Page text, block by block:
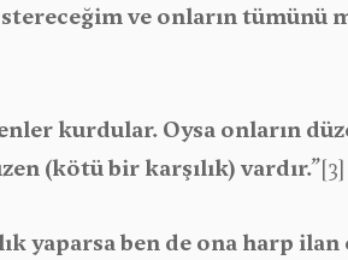
ve onların tümünü
kurdular. Oysa onların
(kötü bir karşılık) vardır.”[3]
yaparsa ben de ona harp